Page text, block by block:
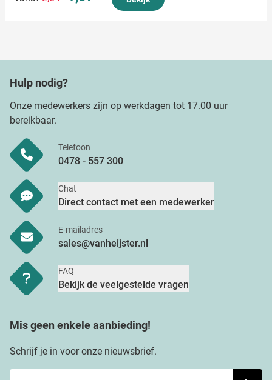
informatie die u aan ze heeft verstrekt of die ze hebben
Hulp nodig?
Onze medewerkers zijn op werkdagen tot 17.00 uur
bereikbaar.
Telefoon
0478 - 557 300
Chat
Direct contact met een medewerker
E-mailadres
sales@vanheijster.nl
FAQ
Bekijk de veelgestelde vragen
Mis geen enkele aanbieding!
Schrijf je in voor onze nieuwsbrief.